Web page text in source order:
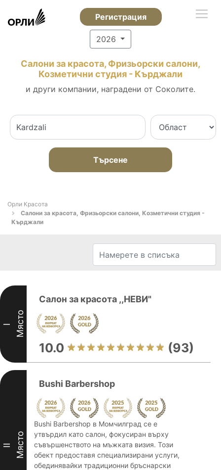
Регистрация
2026
Салони за красота, Фризьорски салони,
Козметични студия - Кърджали
и други компании, наградени от Соколите.
Търсене
Орли Красота
Салони за красота, Фризьорски салони, Козметични студия -
Кърджали
I Място
Салон за красота ,,НЕВИ"
10.0 (93)
II Място
Bushi Barbershop
Bushi Barbershop в Момчилград се е
утвърдил като салон, фокусиран върху
съвършенството на мъжката визия. Този
обект предоставя специализирани услуги,
обединявайки традиционни бръснарски